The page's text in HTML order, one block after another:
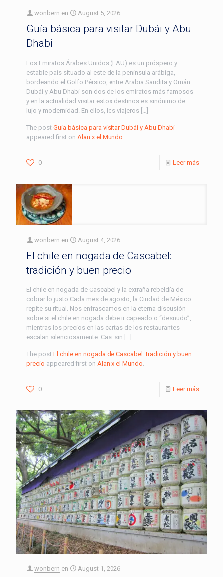
wonbern en August 5, 2026
Guía básica para visitar Dubái y Abu
Dhabi
Los Emiratos Árabes Unidos (EAU) es un próspero y
estable país situado al este de la península arábiga,
bordeando el Golfo Pérsico, entre Arabia Saudita y Omán.
Dubái y Abu Dhabi son dos de los emiratos más famosos
y en la actualidad visitar estos destinos es sinónimo de
lujo y modernidad. En ellos, los viajeros […]
The post Guía básica para visitar Dubái y Abu Dhabi
appeared first on Alan x el Mundo.
0 Leer más
wonbern en August 4, 2026
El chile en nogada de Cascabel:
tradición y buen precio
El chile en nogada de Cascabel y la extraña rebeldía de
cobrar lo justo Cada mes de agosto, la Ciudad de México
repite su ritual. Nos enfrascamos en la eterna discusión
sobre si el chile en nogada debe ir capeado o “desnudo”,
mientras los precios en las cartas de los restaurantes
escalan silenciosamente. Casi sin […]
The post El chile en nogada de Cascabel: tradición y buen
precio appeared first on Alan x el Mundo.
0 Leer más
wonbern en August 1, 2026